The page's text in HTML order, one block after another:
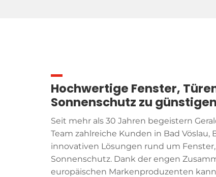
Hochwertige Fenster,
Sonnenschutz zu
Seit mehr als 30 Jahren begeistern
Team zahlreiche Kunden in Bad Vöslau,
innovativen Lösungen rund um
Sonnenschutz. Dank der engen
europäischen Markenproduzenten